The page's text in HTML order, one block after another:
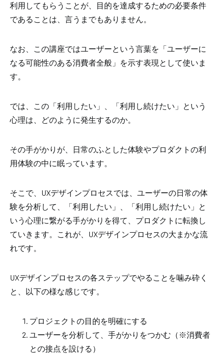
利用してもらうことが、目的を達成するための必要条件
であることは、言うまでもありません。
なお、この講座ではユーザーという言葉を「ユーザーに
なる可能性のある消費者全般」を示す表現として使いま
す。
では、この「利用したい」、「利用し続けたい」という
心理は、どのように発生するのか。
その手がかりが、日常のふとした体験やプロダクトの利
用体験の中に眠っています。
そこで、UXデザインプロセスでは、ユーザーの日常の体
験を分析して、「利用したい」、「利用し続けたい」と
いう心理に繋がる手がかりを得て、プロダクトに転換し
ていきます。これが、UXデザインプロセスの大まかな流
れです。
UXデザインプロセスの各ステップでやることを噛み砕く
と、以下の様な感じです。
プロジェクトの目的を明確にする
ユーザーを分析して、手がかりをつかむ（※消費者
との接点を設ける）